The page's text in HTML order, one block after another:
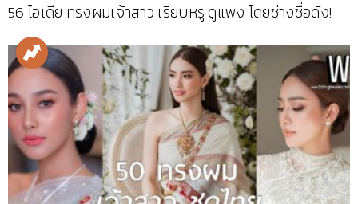
56 ไอเดีย ทรงผมเจ้าสาว เรียบหรู ดูแพง โดยช่างชื่อดัง!